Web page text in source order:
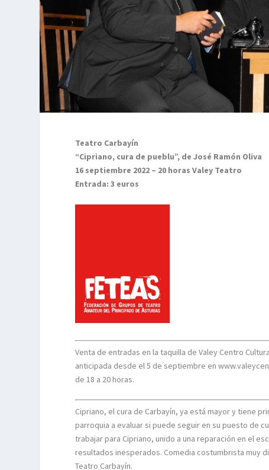
Teatro Carbayín
“Cipriano, cura de pueblu”, de José Ramón Oliva
16 septiembre 2022 – 20 horas Valey Teatro
Entrada: 3 euros
Venta de entradas en la taquilla de Valey Centro
anticipada desde el 5 de septiembre en
de 18 a 20 horas.
Cipriano, el cura de Carbayín, ya está mayor y tiene
parroquia a evaluar si puede seguir en su puesto de
trabajar para Cipriano, unido a una reparación en el
resultados inesperados. Comedia costumbrista muy
Teatro Carbayín.